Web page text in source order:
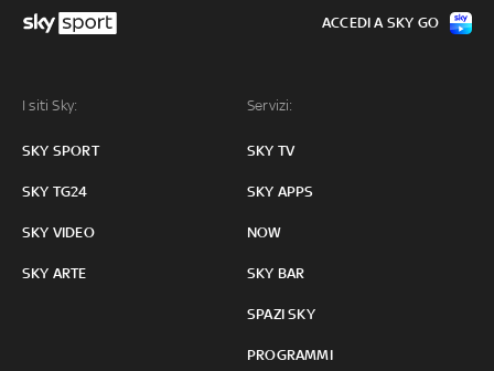
I siti Sky:
SKY SPORT
SKY TG24
SKY VIDEO
SKY ARTE
Servizi:
SKY TV
SKY APPS
NOW
SKY BAR
SPAZI SKY
PROGRAMMI
ACCEDI A SKY GO